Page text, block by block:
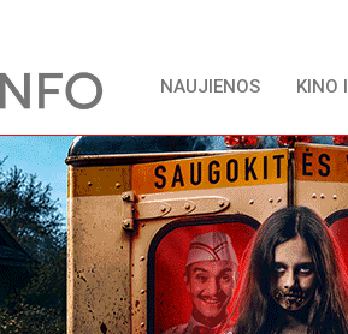
NAUJIENOS KINO